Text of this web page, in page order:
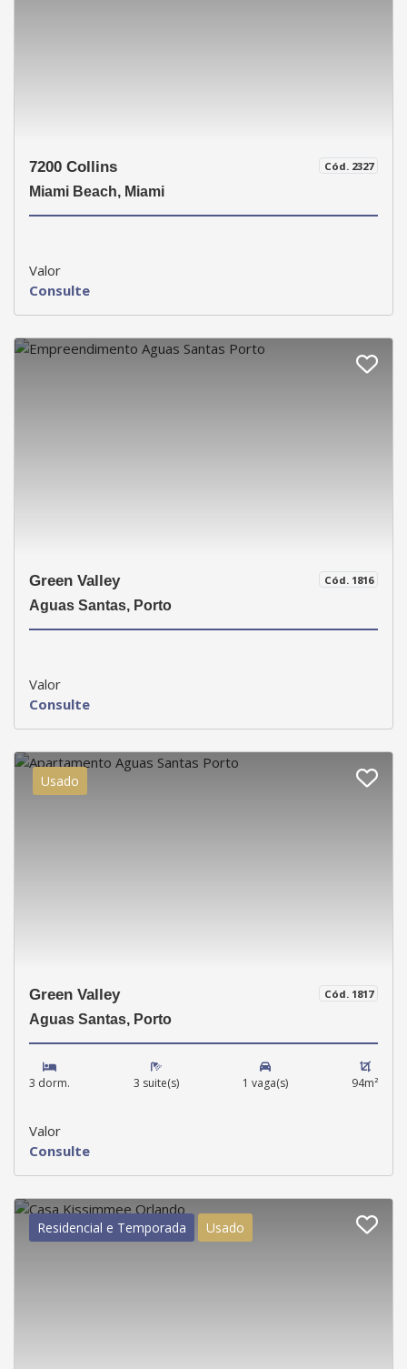
Cód. 2327
7200 Collins
Miami Beach, Miami
Valor
Consulte
Cód. 1816
Green Valley
Aguas Santas, Porto
Valor
Consulte
Usado
Cód. 1817
Green Valley
Aguas Santas, Porto
3 dorm. 3 suite(s) 1 vaga(s) 94m²
Valor
Consulte
Residencial e Temporada Usado